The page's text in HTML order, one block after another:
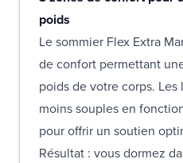
poids
Le sommier Flex Extra
de confort permettant
poids de votre corps.
moins souples en
pour offrir un soutien
Résultat : vous dormez